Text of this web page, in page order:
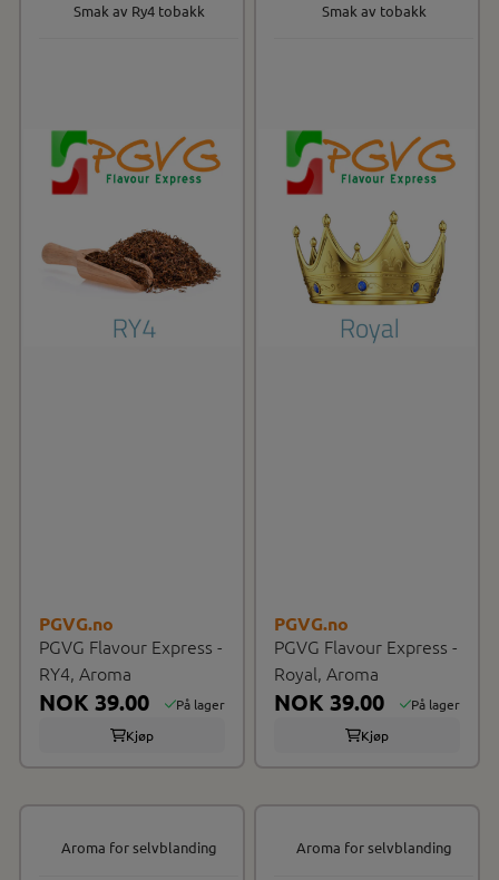
PGVG.no
PGVG Flavour Express -
RY4, Aroma
NOK 39.00
På lager
Kjøp
Smak av Ry4 tobakk
PGVG.no
PGVG Flavour Express -
Royal, Aroma
NOK 39.00
På lager
Kjøp
Smak av tobakk
Aroma for selvblanding Aroma for selvblanding